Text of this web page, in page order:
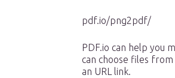
pdf.io/png2pdf/
PDF.io can help you
can choose files
an URL link.